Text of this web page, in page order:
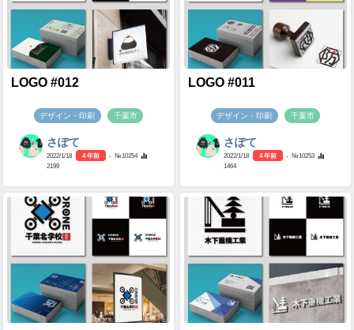
LOGO #012
デザイン・印刷 千葉市
さぽて
2022/1/18 4 年前
- №10254
2199
LOGO #011
デザイン・印刷 千葉市
さぽて
2022/1/18 4 年前
- №10253
1464